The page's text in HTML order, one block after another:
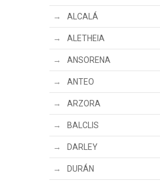
ALCALÁ
ALETHEIA
ANSORENA
ANTEO
ARZORA
BALCLIS
DARLEY
DURÁN